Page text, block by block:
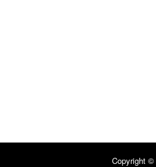
Copyright ©